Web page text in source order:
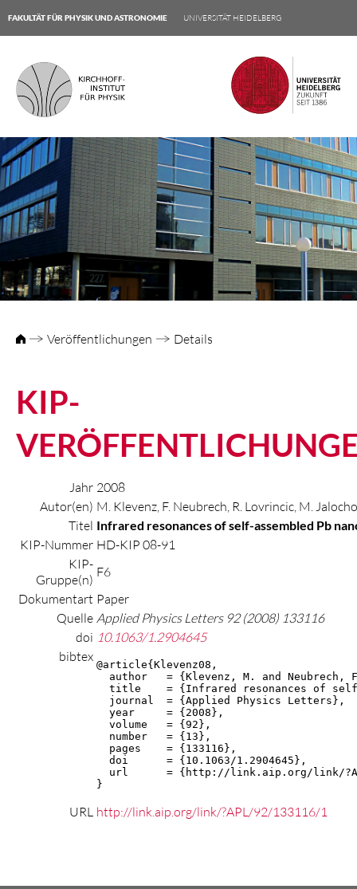
FAKULTÄT FÜR PHYSIK UND ASTRONOMIE UNIVERSITÄT HEIDELBERG
Veröffentlichungen Details
KIP-
Jahr 2008
Autor(en) M. Klevenz, F. Neubrech, R. Lovrincic, M.
Titel Infrared resonances of self-assembled Pb
KIP-Nummer HD-KIP 08-91
KIP-
Gruppe(n) F6
Dokumentart Paper
Quelle Applied Physics Letters 92 (2008) 133116
doi 10.1063/1.2904645
bibtex
@article{Klevenz08,
author   = {Klevenz, M. and Neubrech,
title    = {Infrared resonances of
  journal  = {Applied Physics Letters},
  year     = {2008},
  volume   = {92},
  number   = {13},
  pages    = {133116},
  doi      = {10.1063/1.2904645},
url      = {http://link.aip.org/link/
}
URL http://link.aip.org/link/?APL/92/133116/1